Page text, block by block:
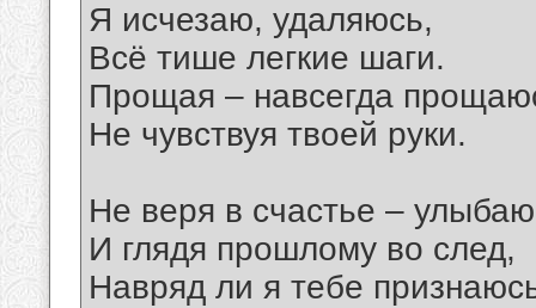
Я исчезаю, удаляюсь,
Всё тише легкие шаги.
Прощая – навсегда
Не чувствуя твоей руки.
Не веря в счастье –
И глядя прошлому во след,
Навряд ли я тебе